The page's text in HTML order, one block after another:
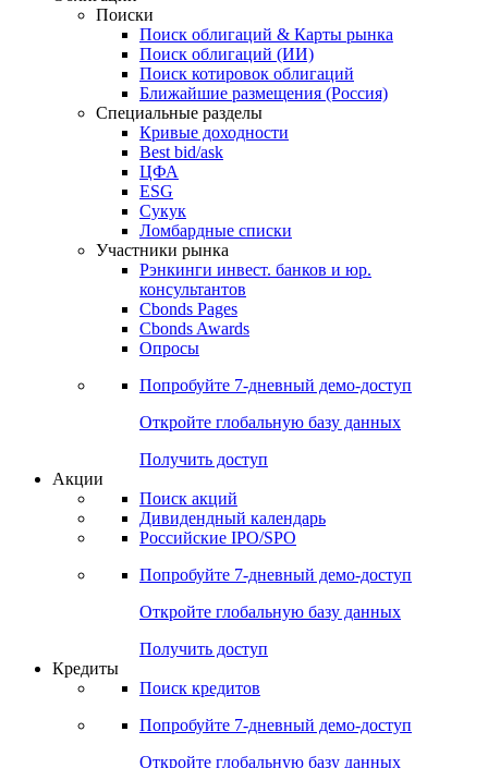
Поиски
Поиск облигаций & Карты рынка
Поиск облигаций (ИИ)
Поиск котировок облигаций
Ближайшие размещения (Россия)
Специальные разделы
Кривые доходности
Best bid/ask
ЦФА
ESG
Сукук
Ломбардные списки
Участники рынка
Рэнкинги инвест. банков и юр.
консультантов
Cbonds Pages
Cbonds Awards
Опросы
Попробуйте 7-дневный демо-доступ
Откройте глобальную базу данных
Получить доступ
Акции
Поиск акций
Дивидендный календарь
Российские IPO/SPO
Попробуйте 7-дневный демо-доступ
Откройте глобальную базу данных
Получить доступ
Кредиты
Поиск кредитов
Попробуйте 7-дневный демо-доступ
Откройте глобальную базу данных